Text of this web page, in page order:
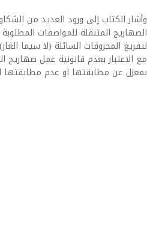
وأشار الكتاب إلى ورود العديد من
الصهاريج المتنقلة للمواصفات
لتفريغ المحروقات السائلة (لا سيما
مع الاعتبار بعدم قانونية عمل صهاريج
بمعزل عن مطابقتها او عدم مطابقتها